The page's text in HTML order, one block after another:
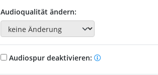
Audioqualität ändern:
Audiospur deaktivieren: